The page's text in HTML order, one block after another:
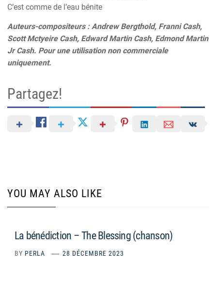
C’est comme de l’eau bénite
Auteurs-compositeurs : Andrew Bergthold, Franni Cash,
Scott Mctyeire Cash, Edward Martin Cash, Edmond Martin
Jr Cash. Pour une utilisation non commerciale
uniquement.
Partagez!
YOU MAY ALSO LIKE
La bénédiction – The Blessing (chanson)
BY PERLA 28 DÉCEMBRE 2023